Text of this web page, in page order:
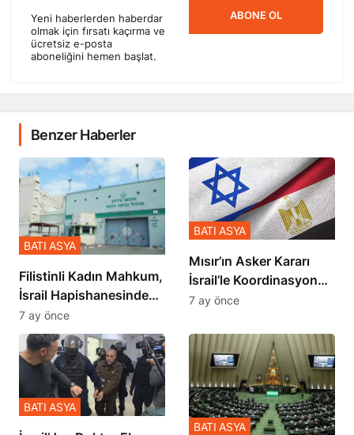
Yeni haberlerden haberdar
olmak için fırsatı kaçırma ve
ücretsiz e-posta
aboneliğini hemen başlat.
ABONE OL
Benzer Haberler
Filistinli Kadın Mahkum,
İsrail Hapishanesindeki
Zulmü Anlattı
BATI ASYA
7 ay önce
Mısır’ın Asker Kararı
İsrail’le Koordinasyon
İçinde Gerçekleşmiş
BATI ASYA
7 ay önce
BATI ASYA
BATI ASYA